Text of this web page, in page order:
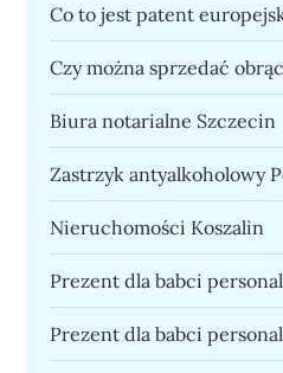
Co to jest patent
Czy można sprzedać
Biura notarialne Szczecin
Zastrzyk antyalkoholowy
Nieruchomości Koszalin
Prezent dla babci
Prezent dla babci